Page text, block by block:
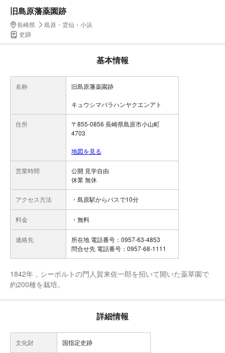
旧島原藩薬園跡
長崎県
島原・雲仙・小浜
史跡
基本情報
名称 旧島原藩薬園跡
キュウシマバラハンヤクエンアト
住所
〒855-0856 長崎県島原市小山町
4703
地図を見る
営業時間
公開 見学自由
休業 無休
アクセス方法 ・島原駅からバスで10分
料金 ・無料
連絡先
所在地 電話番号：0957-63-4853
問合せ先 電話番号：0957-68-1111
1842年，シーボルトの門人賀来佐一郎を招いて開いた薬草園で
約200種を栽培。
詳細情報
文化財 国指定史跡